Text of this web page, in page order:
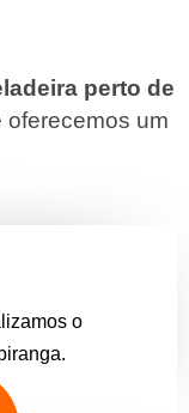
perto de
oferecemos um
o